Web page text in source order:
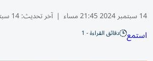
14 سبتمبر 2024 21:45 مساء | آخر تحديث:14 سبتمبر 21:45 2024
استمع دقائق القراءة - 1